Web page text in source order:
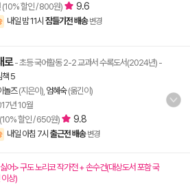
(10% 할인 / 800원) 9.6
내일 밤 11시 잠들기전 배송 변경
로- 초등 국어활동 2-2 교과서 수록도서(2024년) -
책 5
놀즈(지은이), 엄혜숙(옮긴이)
년 10월
할인 / 650원) 9.8
내일 아침 7시 출근전 배송 변경
어> 구도 노리코 작가전 + 손수건(대상도서 포함 국
상)